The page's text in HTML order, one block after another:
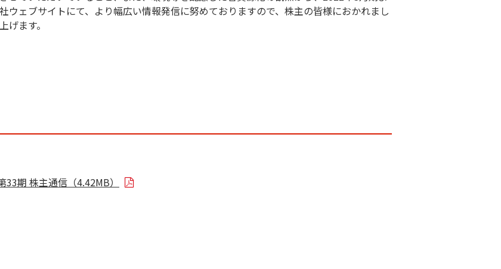
ウェブサイトにて、より幅広い情報発信に努めておりますので、株主の皆様におかれまし
ます。
33期 株主通信（4.42MB）